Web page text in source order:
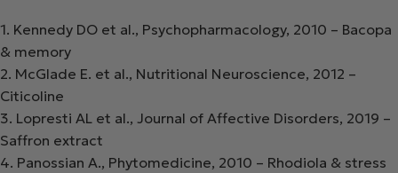
1. Kennedy DO et al., Psychopharmacology, 2010 – Bacopa
& memory
2. McGlade E. et al., Nutritional Neuroscience, 2012 –
Citicoline
3. Lopresti AL et al., Journal of Affective Disorders, 2019 –
Saffron extract
4. Panossian A., Phytomedicine, 2010 – Rhodiola & stress